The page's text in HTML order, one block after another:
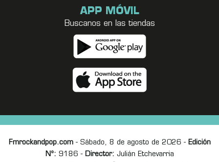
APP MÓVIL
Buscanos en las tiendas
Fmrockandpop.com- Sábado, 8 de agosto de 2026 - Edición
Nº: 9186 - Director: Julián Etchevarria